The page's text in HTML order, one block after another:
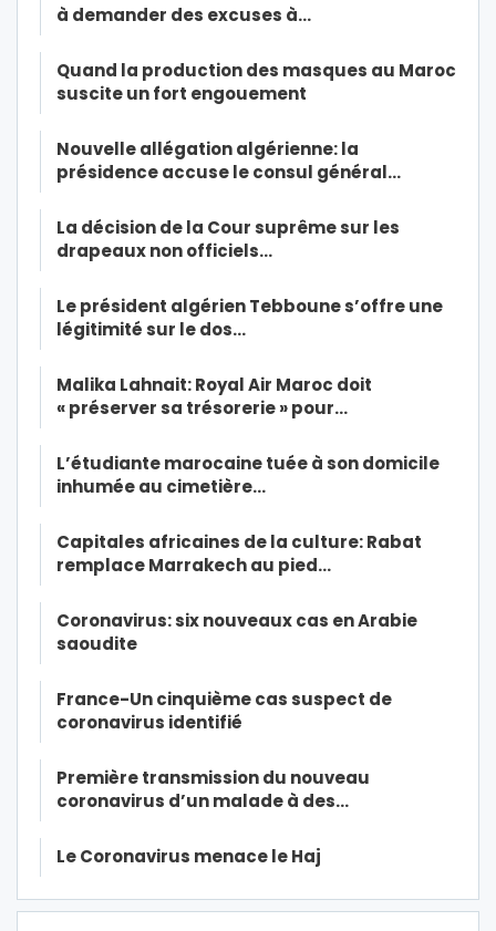
à demander des excuses à…
Quand la production des masques au Maroc
suscite un fort engouement
Nouvelle allégation algérienne: la
présidence accuse le consul général…
La décision de la Cour suprême sur les
drapeaux non officiels…
Le président algérien Tebboune s’offre une
légitimité sur le dos…
Malika Lahnait: Royal Air Maroc doit
« préserver sa trésorerie » pour…
L’étudiante marocaine tuée à son domicile
inhumée au cimetière…
Capitales africaines de la culture: Rabat
remplace Marrakech au pied…
Coronavirus: six nouveaux cas en Arabie
saoudite
France-Un cinquième cas suspect de
coronavirus identifié
Première transmission du nouveau
coronavirus d’un malade à des…
Le Coronavirus menace le Haj